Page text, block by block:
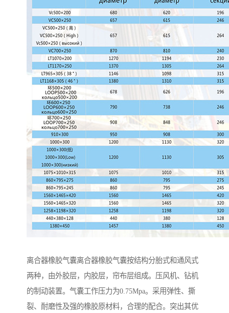
离合器橡胶气囊离合器橡胶气囊按结构分胎式和通风式
两种，由外胶层，内胶层，帘布层组成。压风机、钻机
的制动装置。气囊工作压力为0.75Mpa。采用弹性、撕
裂、耐磨性及强的橡胶原材料，合理的配合。突出其优